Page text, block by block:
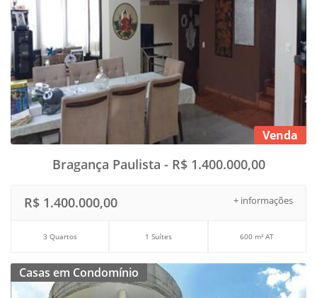
Venda
Bragança Paulista - R$ 1.400.000,00
+ informações
R$ 1.400.000,00
3 Quartos 1 Suítes 600 m² AT
Casas em Condomínio